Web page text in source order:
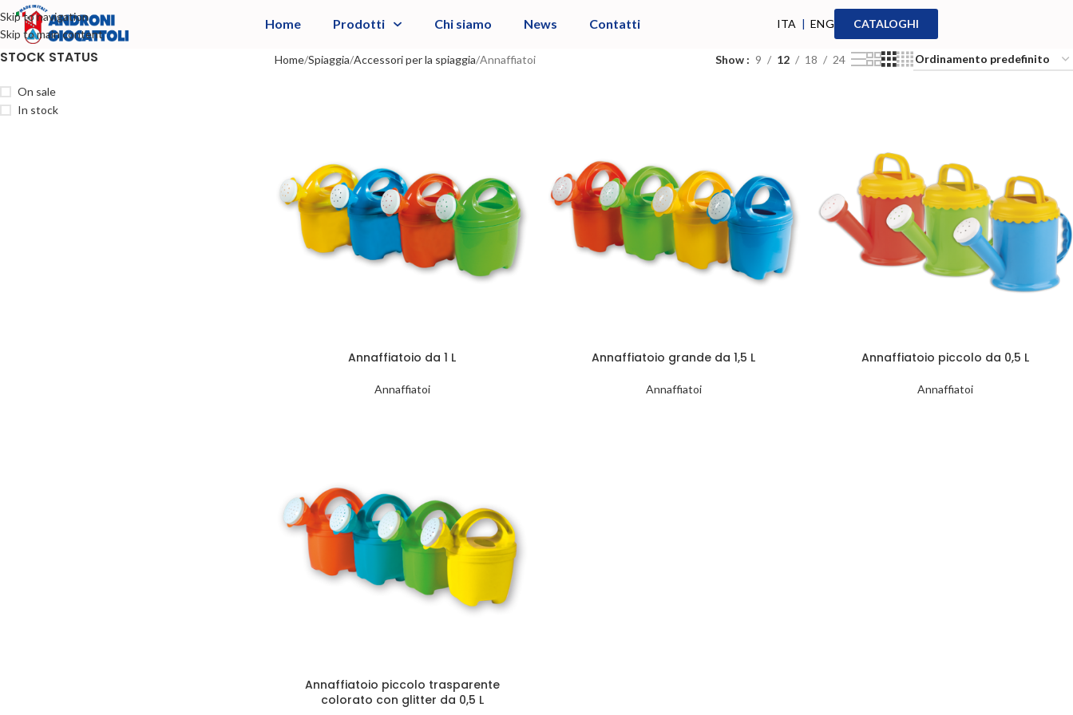
Skip to navigation
Skip to main content
Home Prodotti Chi siamo News Contatti ITA |ENG CATALOGHI
STOCK STATUS
On sale
In stock
Home Spiaggia Accessori per la spiaggia Annaffiatoi Show 9 12 18 24
Annaffiatoio da 1 L
Annaffiatoi
Annaffiatoio grande da 1,5 L
Annaffiatoi
Annaffiatoio piccolo da 0,5 L
Annaffiatoi
Annaffiatoio piccolo trasparente
colorato con glitter da 0,5 L